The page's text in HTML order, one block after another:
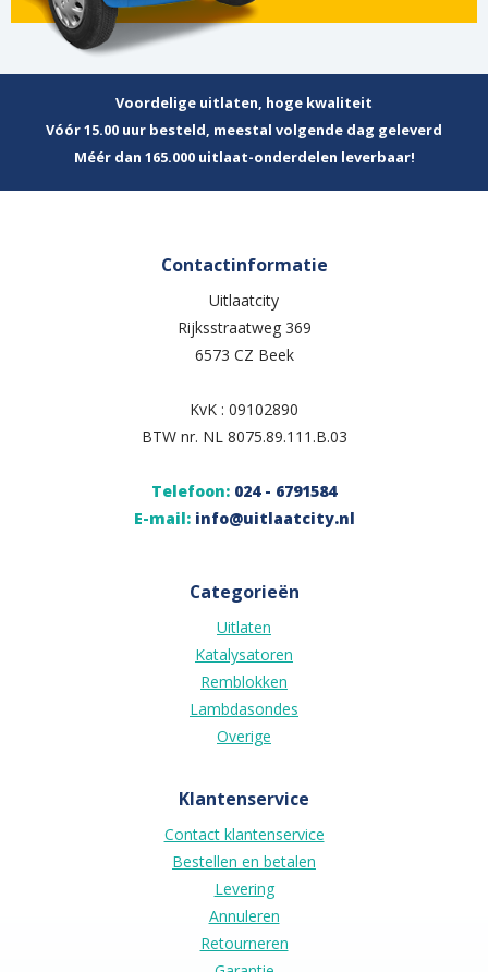
Voordelige uitlaten, hoge kwaliteit
Vóór 15.00 uur besteld, meestal volgende dag geleverd
Méér dan 165.000 uitlaat-onderdelen leverbaar!
Contactinformatie
Uitlaatcity
Rijksstraatweg 369
6573 CZ Beek
KvK : 09102890
BTW nr. NL 8075.89.111.B.03
Telefoon: 024 - 6791584
E-mail: info@uitlaatcity.nl
Categorieën
Uitlaten
Katalysatoren
Remblokken
Lambdasondes
Overige
Klantenservice
Contact klantenservice
Bestellen en betalen
Levering
Annuleren
Retourneren